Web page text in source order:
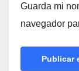
Guarda mi
navegador